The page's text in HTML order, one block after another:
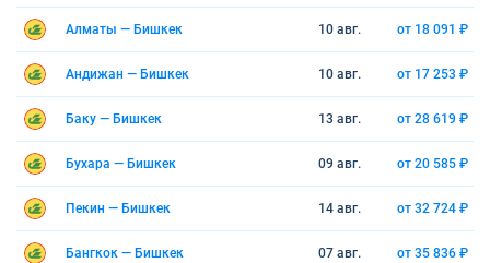
Алматы — Бишкек 10 авг. от 18 091 ₽
Андижан — Бишкек 10 авг. от 17 253 ₽
Баку — Бишкек 13 авг. от 28 619 ₽
Бухара — Бишкек 09 авг. от 20 585 ₽
Пекин — Бишкек 14 авг. от 32 724 ₽
Бангкок — Бишкек 07 авг. от 35 836 ₽